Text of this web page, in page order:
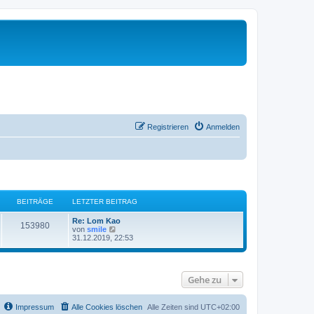
Anmelden
Registrieren
BEITRÄGE LETZTER BEITRAG
153980
Re: Lom Kao
von smile
e
e
B
e
i
31.12.2019, 22:53
Gehe zu
Alle Zeiten sind UTC+02:00
Alle Cookies löschen
Impressum